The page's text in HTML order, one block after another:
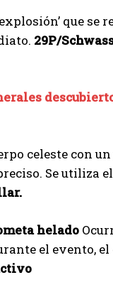
que
29P/
celeste con
Se utiliza
helado
el evento,